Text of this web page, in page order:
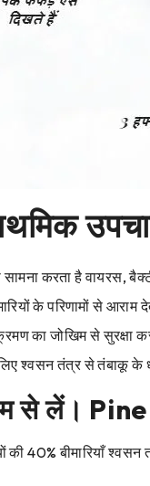
करता है वायरस,
के परिणामों से आराम
का जोखिम से सुरक्षा
श्वसन तंत्र से तंबाकू के
से लें।
40% बीमारियाँ